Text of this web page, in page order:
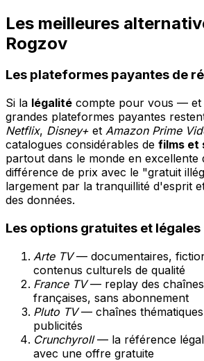
Les meilleures
Rogzov
Les plateformes payantes de
Si la légalité compte pour vous —
grandes plateformes payantes
Netflix, Disney+ et Amazon Prime
catalogues considérables de films et
partout dans le monde en excellente
différence de prix avec le "gratuit
largement par la tranquillité d'esprit
des données.
Les options gratuites et légales
Arte TV— documentaires,
contenus culturels de qualité
France TV— replay des
françaises, sans abonnement
Pluto TV— chaînes
publicités
Crunchyroll— la référence
avec une offre gratuite